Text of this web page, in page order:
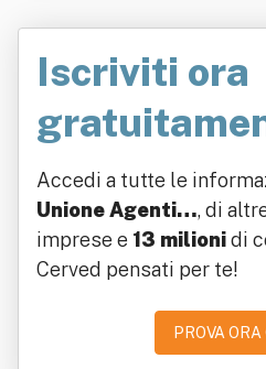
Iscriviti ora
Accedi a tutte le
Unione Agenti…, di
imprese e 13 milionidi
Cerved pensati per te!
PROVA